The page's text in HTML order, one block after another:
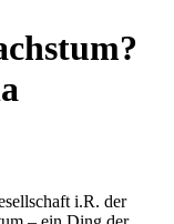
i.R. der